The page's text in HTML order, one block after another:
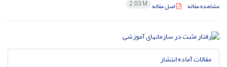
مشاهده مقاله اصل مقاله 2.03 M
مقالات آماده انتشار